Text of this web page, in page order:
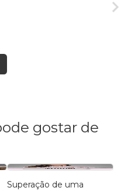
gostar de
Superação de uma